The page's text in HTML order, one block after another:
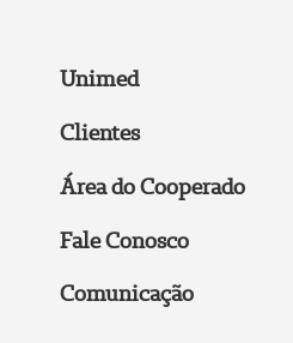
Unimed
Clientes
Área do Cooperado
Fale Conosco
Comunicação